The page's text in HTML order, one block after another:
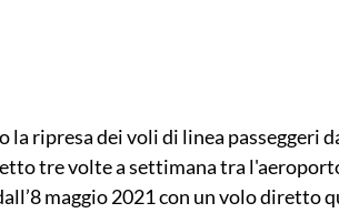
ripresa dei voli di linea passeggeri
tre volte a settimana tra
maggio 2021 con un volo diretto